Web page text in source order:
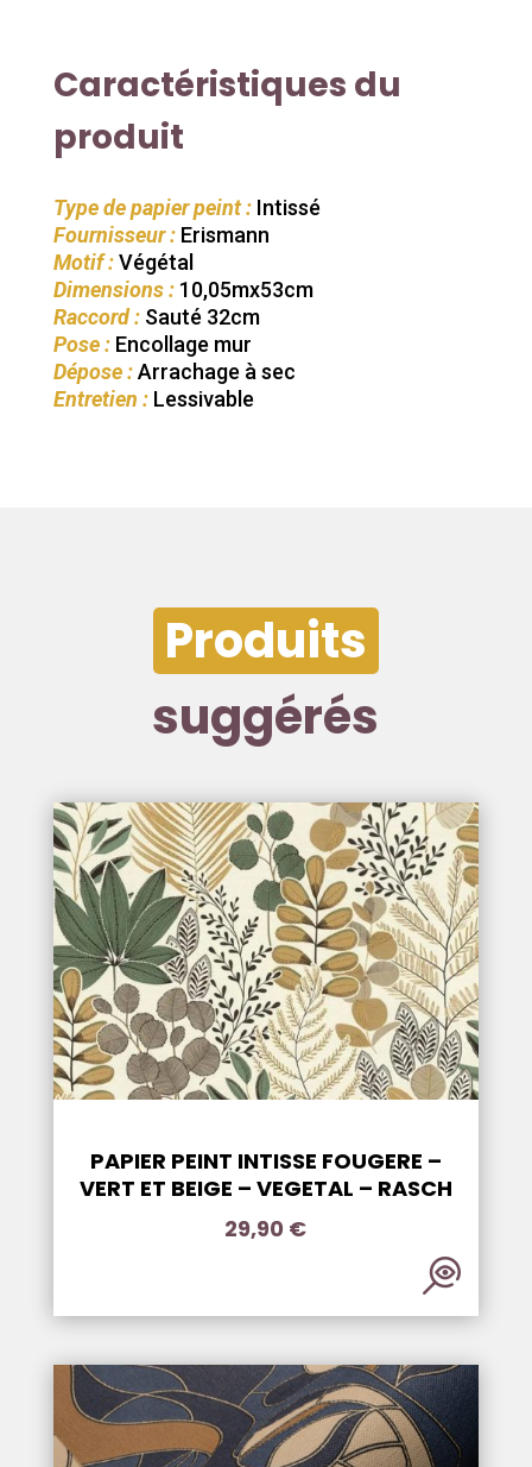
Caractéristiques du
produit
Type de papier peint :Intissé
Fournisseur :Erismann
Motif :Végétal
Dimensions :10,05mx53cm
Raccord :Sauté 32cm
Pose :Encollage mur
Dépose :Arrachage à sec
Entretien :Lessivable
Produits
suggérés
PAPIER PEINT INTISSE FOUGERE –
VERT ET BEIGE – VEGETAL – RASCH
29,90 €